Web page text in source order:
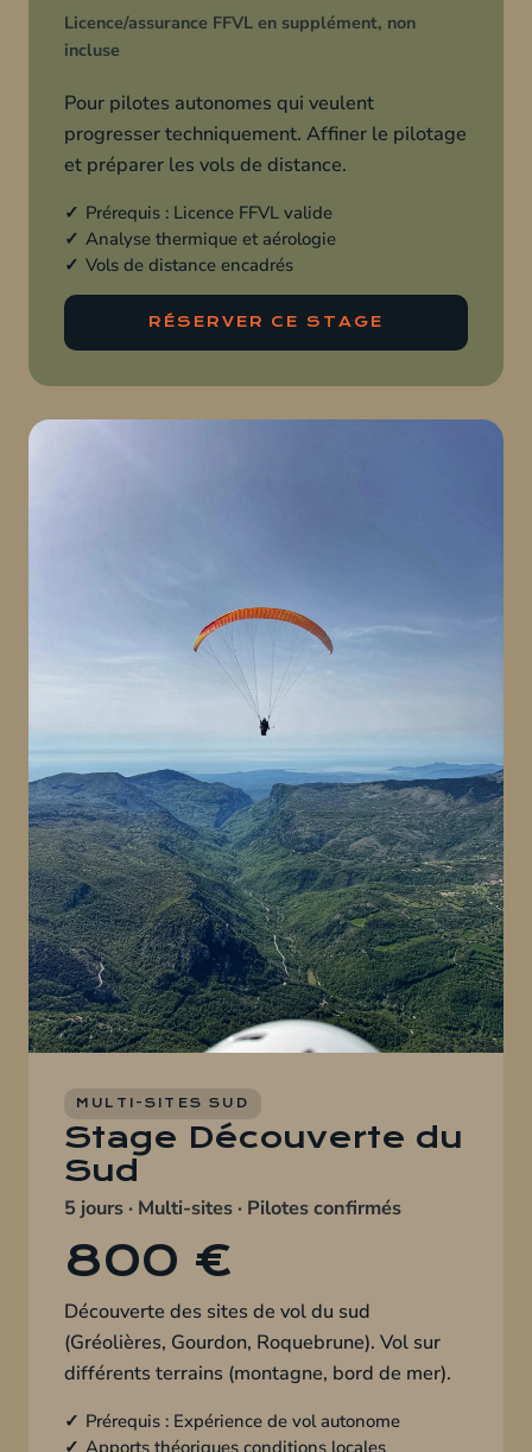
Licence/assurance FFVL en supplément, non
incluse
Pour pilotes autonomes qui veulent
progresser techniquement. Affiner le pilotage
et préparer les vols de distance.
Prérequis : Licence FFVL valide
Analyse thermique et aérologie
Vols de distance encadrés
RÉSERVER CE STAGE
MULTI-SITES SUD
Stage Découverte du
Sud
5 jours · Multi-sites · Pilotes confirmés
800 €
Découverte des sites de vol du sud
(Gréolières, Gourdon, Roquebrune). Vol sur
différents terrains (montagne, bord de mer).
Prérequis : Expérience de vol autonome
Apports théoriques conditions locales